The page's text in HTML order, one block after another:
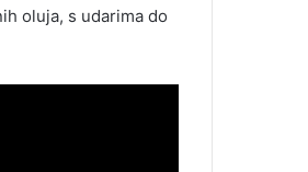
oluja, s udarima do